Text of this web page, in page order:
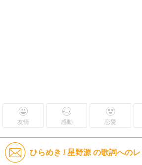
友情 感動 恋愛
ひらめき / 星野源 の歌詞への